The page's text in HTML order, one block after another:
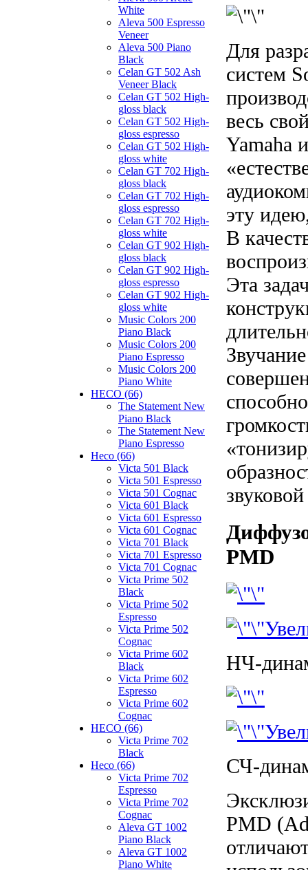
White
Aleva 500 Espresso
Veneer
Aleva 500 Piano
Black
Celan GT 502 Ash
Veneer Black
Celan GT 502 High-
gloss black
Celan GT 502 High-
gloss espresso
Celan GT 502 High-
gloss white
Celan GT 702 High-
gloss black
Celan GT 702 High-
gloss espresso
Celan GT 702 High-
gloss white
Celan GT 902 High-
gloss black
Celan GT 902 High-
gloss espresso
Celan GT 902 High-
gloss white
Music Colors 200
Piano Black
Music Colors 200
Piano Espresso
Music Colors 200
Piano White
HECO (66)
The Statement New
Piano Black
The Statement New
Piano Espresso
Heco (66)
Victa 501 Black
Victa 501 Espresso
Victa 501 Cognac
Victa 601 Black
Victa 601 Espresso
Victa 601 Cognac
Victa 701 Black
Victa 701 Espresso
Victa 701 Cognac
Victa Prime 502
Black
Victa Prime 502
Espresso
Victa Prime 502
Cognac
Victa Prime 602
Black
Victa Prime 602
Espresso
Victa Prime 602
Cognac
HECO (66)
Victa Prime 702
Black
Heco (66)
Victa Prime 702
Espresso
Victa Prime 702
Cognac
Aleva GT 1002
Piano Black
Aleva GT 1002
Piano White
Для
систем
весь
Yamaha
эту
В
Эта
PMD
НЧ-
СЧ-
PMD